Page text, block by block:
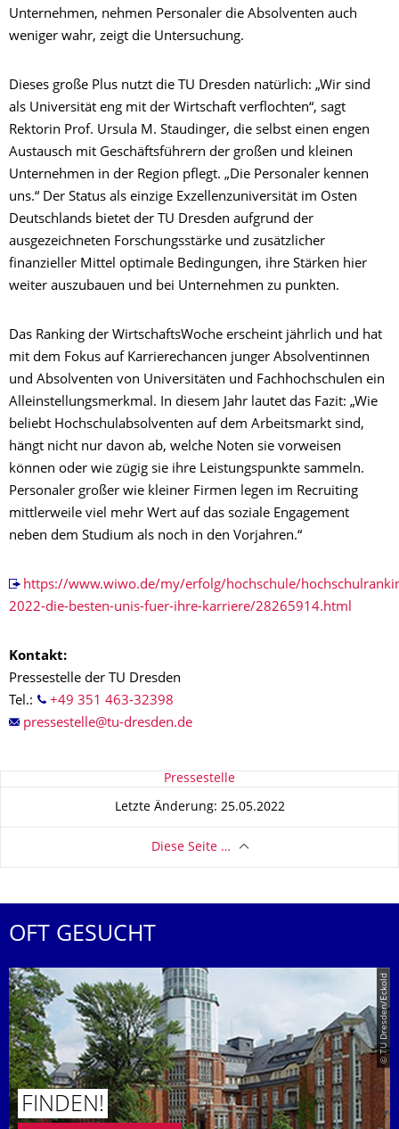
Unternehmen, nehmen Personaler die Absolventen auch
weniger wahr, zeigt die Untersuchung.
Dieses große Plus nutzt die TU Dresden natürlich: „Wir sind
als Universität eng mit der Wirtschaft verflochten“, sagt
Rektorin Prof. Ursula M. Staudinger, die selbst einen engen
Austausch mit Geschäftsführern der großen und kleinen
Unternehmen in der Region pflegt. „Die Personaler kennen
uns.“ Der Status als einzige Exzellenzuniversität im Osten
Deutschlands bietet der TU Dresden aufgrund der
ausgezeichneten Forschungsstärke und zusätzlicher
finanzieller Mittel optimale Bedingungen, ihre Stärken hier
weiter auszubauen und bei Unternehmen zu punkten.
Das Ranking der WirtschaftsWoche erscheint jährlich und hat
mit dem Fokus auf Karrierechancen junger Absolventinnen
und Absolventen von Universitäten und Fachhochschulen ein
Alleinstellungsmerkmal. In diesem Jahr lautet das Fazit: „Wie
beliebt Hochschulabsolventen auf dem Arbeitsmarkt sind,
hängt nicht nur davon ab, welche Noten sie vorweisen
können oder wie zügig sie ihre Leistungspunkte sammeln.
Personaler großer wie kleiner Firmen legen im Recruiting
mittlerweile viel mehr Wert auf das soziale Engagement
neben dem Studium als noch in den Vorjahren.“
https://www.wiwo.de/my/erfolg/hochschule/
2022-die-besten-unis-fuer-ihre-karriere/28265914.html
Kontakt:
Pressestelle der TU Dresden
Tel.:
+49 351 463-32398
Zu dieser Seite Pressestelle
Letzte Änderung: 25.05.2022
Diese Seite …
OFT GESUCHT
© TU Dresden/Eckold
FINDEN!